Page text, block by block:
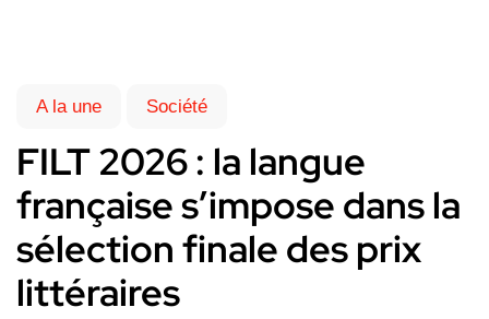
A la une Société
FILT 2026 : la langue
française s’impose dans la
sélection finale des prix
littéraires